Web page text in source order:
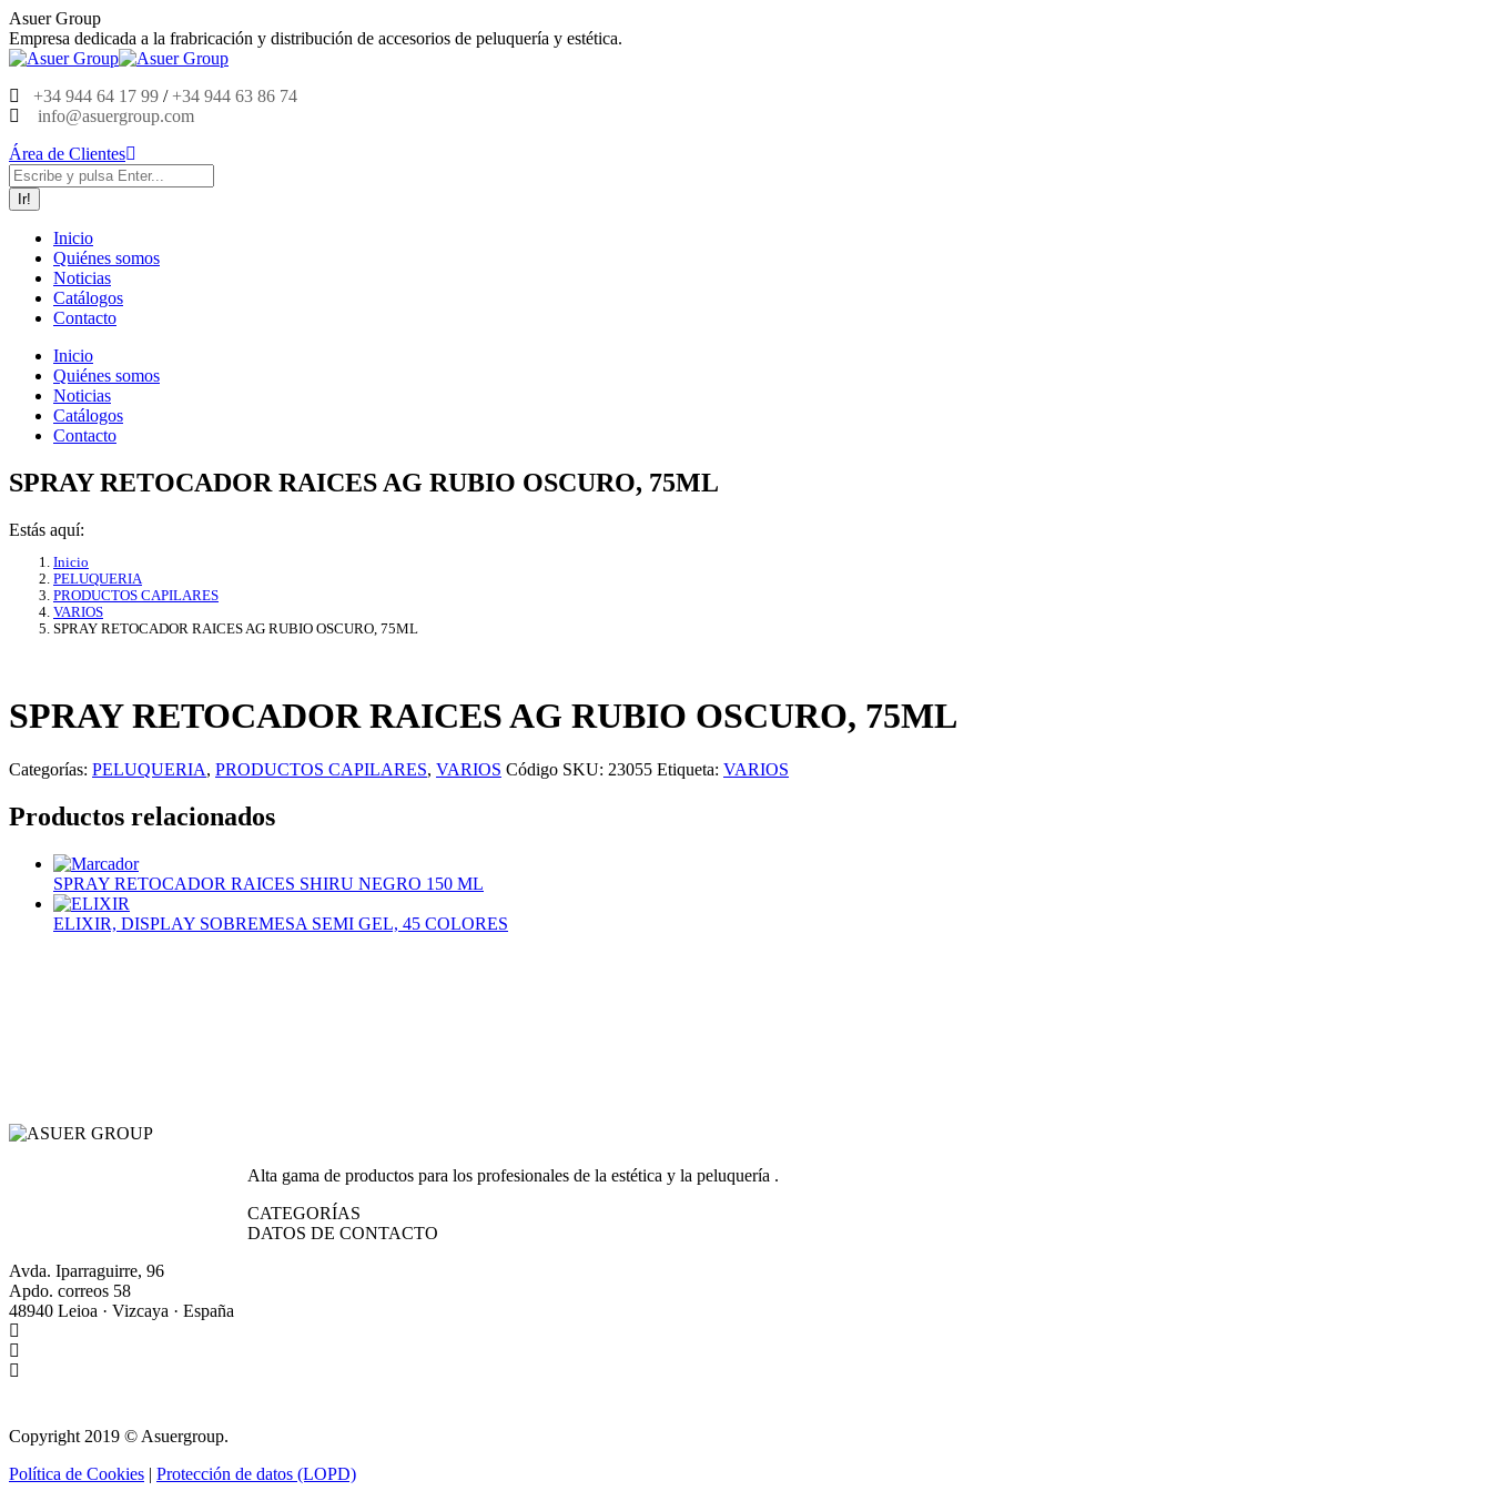
Saltar
al
contenido
Asuer Group
Empresa dedicada a la frabricación y distribución de accesorios de peluquería y estética.
+34 944 64 17 99 /+34 944 63 86 74
info@asuergroup.com
Área de Clientes
Buscar:
Inicio
Quiénes somos
Noticias
Catálogos
Contacto
Inicio
Quiénes somos
Noticias
Catálogos
Contacto
SPRAY RETOCADOR RAICES AG RUBIO OSCURO, 75ML
Estás aquí:
Inicio
PELUQUERIA
PRODUCTOS CAPILARES
VARIOS
SPRAY RETOCADOR RAICES AG RUBIO OSCURO, 75ML
SPRAY RETOCADOR RAICES AG RUBIO OSCURO, 75ML
Categorías: PELUQUERIA, PRODUCTOS CAPILARES, VARIOS Código SKU: 23055 Etiqueta: VARIOS
Productos relacionados
SPRAY RETOCADOR RAICES SHIRU NEGRO 150 ML
ELIXIR, DISPLAY SOBREMESA SEMI GEL, 45 COLORES
Alta gama de productos para los profesionales de la estética y la peluquería .
CATEGORÍAS
DATOS DE CONTACTO
Avda. Iparraguirre, 96
Apdo. correos 58
48940 Leioa · Vizcaya · España
Copyright 2019 © Asuergroup.
Política de Cookies | Protección de datos (LOPD)